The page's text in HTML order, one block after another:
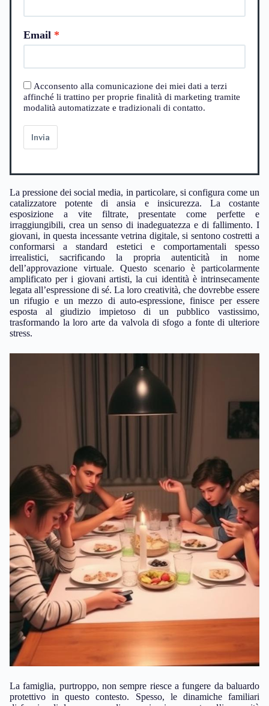
Email
Acconsento alla comunicazione dei miei dati a terzi
affinché li trattino per proprie finalità di marketing tramite
modalità automatizzate e tradizionali di contatto.
Invia
La pressione dei social media, in particolare, si configura come un
catalizzatore potente di ansia e insicurezza. La costante
esposizione a vite filtrate, presentate come perfette e
irraggiungibili, crea un senso di inadeguatezza e di fallimento. I
giovani, in questa incessante vetrina digitale, si sentono costretti a
conformarsi a standard estetici e comportamentali spesso
irrealistici, sacrificando la propria autenticità in nome
dell’approvazione virtuale. Questo scenario è particolarmente
amplificato per i giovani artisti, la cui identità è intrinsecamente
legata all’espressione di sé. La loro creatività, che dovrebbe essere
un rifugio e un mezzo di auto-espressione, finisce per essere
esposta al giudizio impietoso di un pubblico vastissimo,
trasformando la loro arte da valvola di sfogo a fonte di ulteriore
stress.
La famiglia, purtroppo, non sempre riesce a fungere da baluardo
protettivo in questo contesto. Spesso, le dinamiche familiari